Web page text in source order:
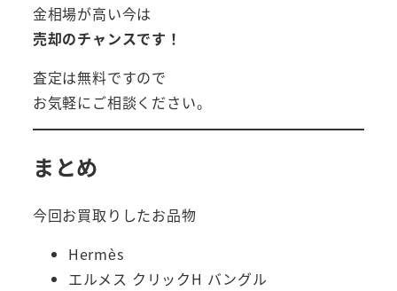
金相場が高い今は
売却のチャンスです！
査定は無料ですので
お気軽にご相談ください。
まとめ
今回お買取りしたお品物
Hermès
エルメス クリックH バングル